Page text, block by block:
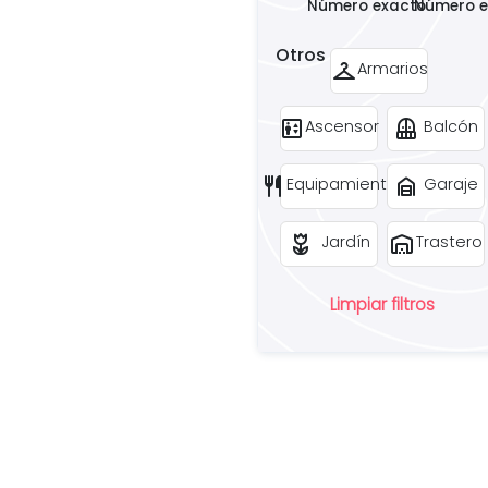
Número exactoNúmero
Otros
checkroomArmarios
elevatorAscensor balcony Balcón
restaurant Equipamiento garage_home Garaje
deceased Jardín warehouseTrastero
Limpiar filtros